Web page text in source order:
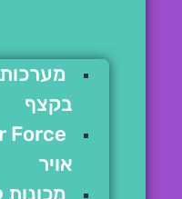
בקצף
אויר